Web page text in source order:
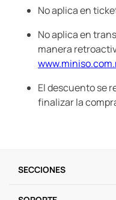
No aplica en
No aplica en
manera
El descuento se
finalizar la
SECCIONES